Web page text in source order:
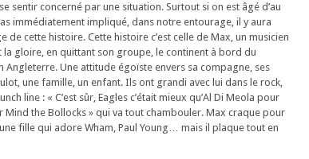
sentir concerné par une situation. Surtout si on est âgé d’au
immédiatement impliqué, dans notre entourage, il y aura
cette histoire. Cette histoire c’est celle de Max, un musicien
la gloire, en quittant son groupe, le continent à bord du
Une attitude égoïste envers sa compagne, ses
une famille, un enfant. Ils ont grandi avec lui dans le rock,
line : « C’est sûr, Eagles c’était mieux qu’Al Di Meola pour
Mind the Bollocks » qui va tout chambouler. Max craque pour
fille qui adore Wham, Paul Young… mais il plaque tout en